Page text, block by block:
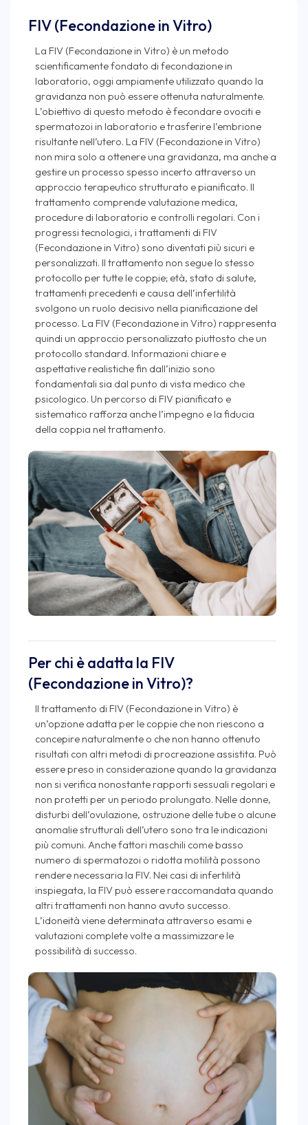
FIV (Fecondazione in Vitro)
La FIV (Fecondazione in Vitro) è un metodo
scientificamente fondato di fecondazione in
laboratorio, oggi ampiamente utilizzato quando la
gravidanza non può essere ottenuta naturalmente.
L’obiettivo di questo metodo è fecondare ovociti e
spermatozoi in laboratorio e trasferire l’embrione
risultante nell’utero. La FIV (Fecondazione in Vitro)
non mira solo a ottenere una gravidanza, ma anche a
gestire un processo spesso incerto attraverso un
approccio terapeutico strutturato e pianificato. Il
trattamento comprende valutazione medica,
procedure di laboratorio e controlli regolari. Con i
progressi tecnologici, i trattamenti di FIV
(Fecondazione in Vitro) sono diventati più sicuri e
personalizzati. Il trattamento non segue lo stesso
protocollo per tutte le coppie; età, stato di salute,
trattamenti precedenti e causa dell’infertilità
svolgono un ruolo decisivo nella pianificazione del
processo. La FIV (Fecondazione in Vitro) rappresenta
quindi un approccio personalizzato piuttosto che un
protocollo standard. Informazioni chiare e
aspettative realistiche fin dall’inizio sono
fondamentali sia dal punto di vista medico che
psicologico. Un percorso di FIV pianificato e
sistematico rafforza anche l’impegno e la fiducia
della coppia nel trattamento.
Per chi è adatta la FIV
(Fecondazione in Vitro)?
Il trattamento di FIV (Fecondazione in Vitro) è
un’opzione adatta per le coppie che non riescono a
concepire naturalmente o che non hanno ottenuto
risultati con altri metodi di procreazione assistita. Può
essere preso in considerazione quando la gravidanza
non si verifica nonostante rapporti sessuali regolari e
non protetti per un periodo prolungato. Nelle donne,
disturbi dell’ovulazione, ostruzione delle tube o alcune
anomalie strutturali dell’utero sono tra le indicazioni
più comuni. Anche fattori maschili come basso
numero di spermatozoi o ridotta motilità possono
rendere necessaria la FIV. Nei casi di infertilità
inspiegata, la FIV può essere raccomandata quando
altri trattamenti non hanno avuto successo.
L’idoneità viene determinata attraverso esami e
valutazioni complete volte a massimizzare le
possibilità di successo.